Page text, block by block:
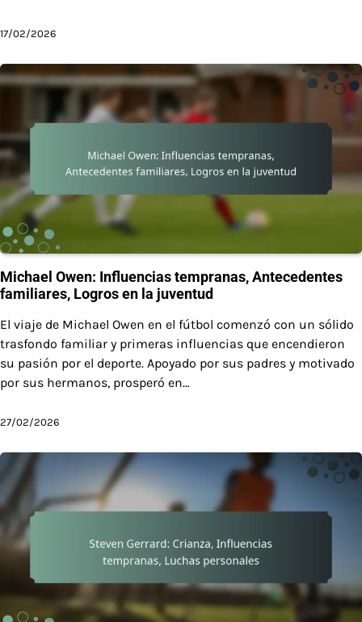
17/02/2026
Michael Owen: Influencias tempranas, Antecedentes
familiares, Logros en la juventud
El viaje de Michael Owen en el fútbol comenzó con un sólido
trasfondo familiar y primeras influencias que encendieron
su pasión por el deporte. Apoyado por sus padres y motivado
por sus hermanos, prosperó en…
27/02/2026